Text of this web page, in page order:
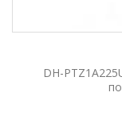
DH-